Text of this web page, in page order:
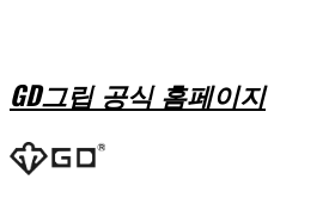
GD그립 공식 홈페이지